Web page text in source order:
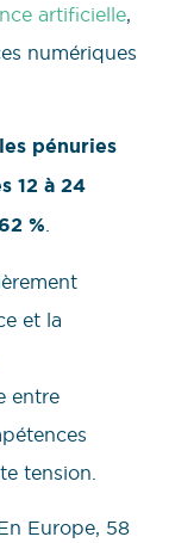
artificielle,
numériques
pénuries
12 à 24
%.
et la
entre
tension.
Europe, 58